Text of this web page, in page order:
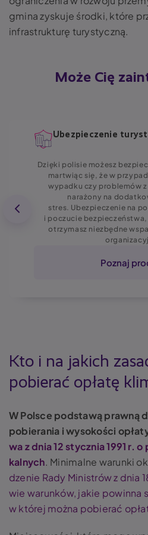
gmina zyskuje środki, które
infrastrukturę turystyczną.
Może Cię
Ubezpieczenie
Dzięki polisie możesz
martwiąc się, że w
wypadku czy problemów
narażony na
stres. Ubezpieczenie na
i poczucie
otrzymasz niezbędne
Poznaj
Kto i na jakich
pobierać opłatę
W Polsce podstawą prawną
pobierania i wysokości
wa z dnia 12 stycznia 1991 r.
kalnych. Minimalne warunki
dzenie Rady Ministrów z dnia
wie warunków, jakie powinna
w której można pobierać